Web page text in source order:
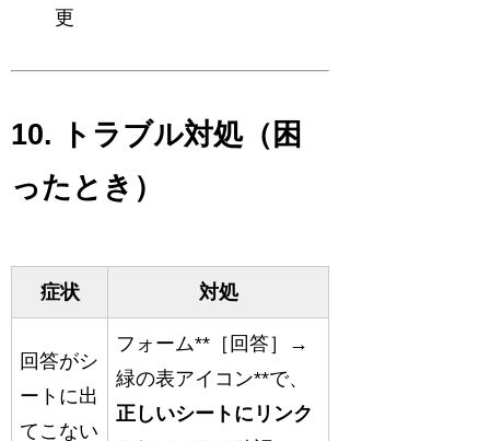
更
10. トラブル対処（困
ったとき）
症状 対処
回答がシ
ートに出
てこない
フォーム**［回答］→
緑の表アイコン**で、
正しいシートにリンク